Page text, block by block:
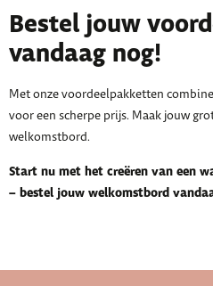
Bestel jouw
vandaag nog!
Met onze voordeelpakketten
voor een scherpe prijs. Maak jouw
welkomstbord.
Start nu met het creëren van een
– bestel jouw welkomstbord